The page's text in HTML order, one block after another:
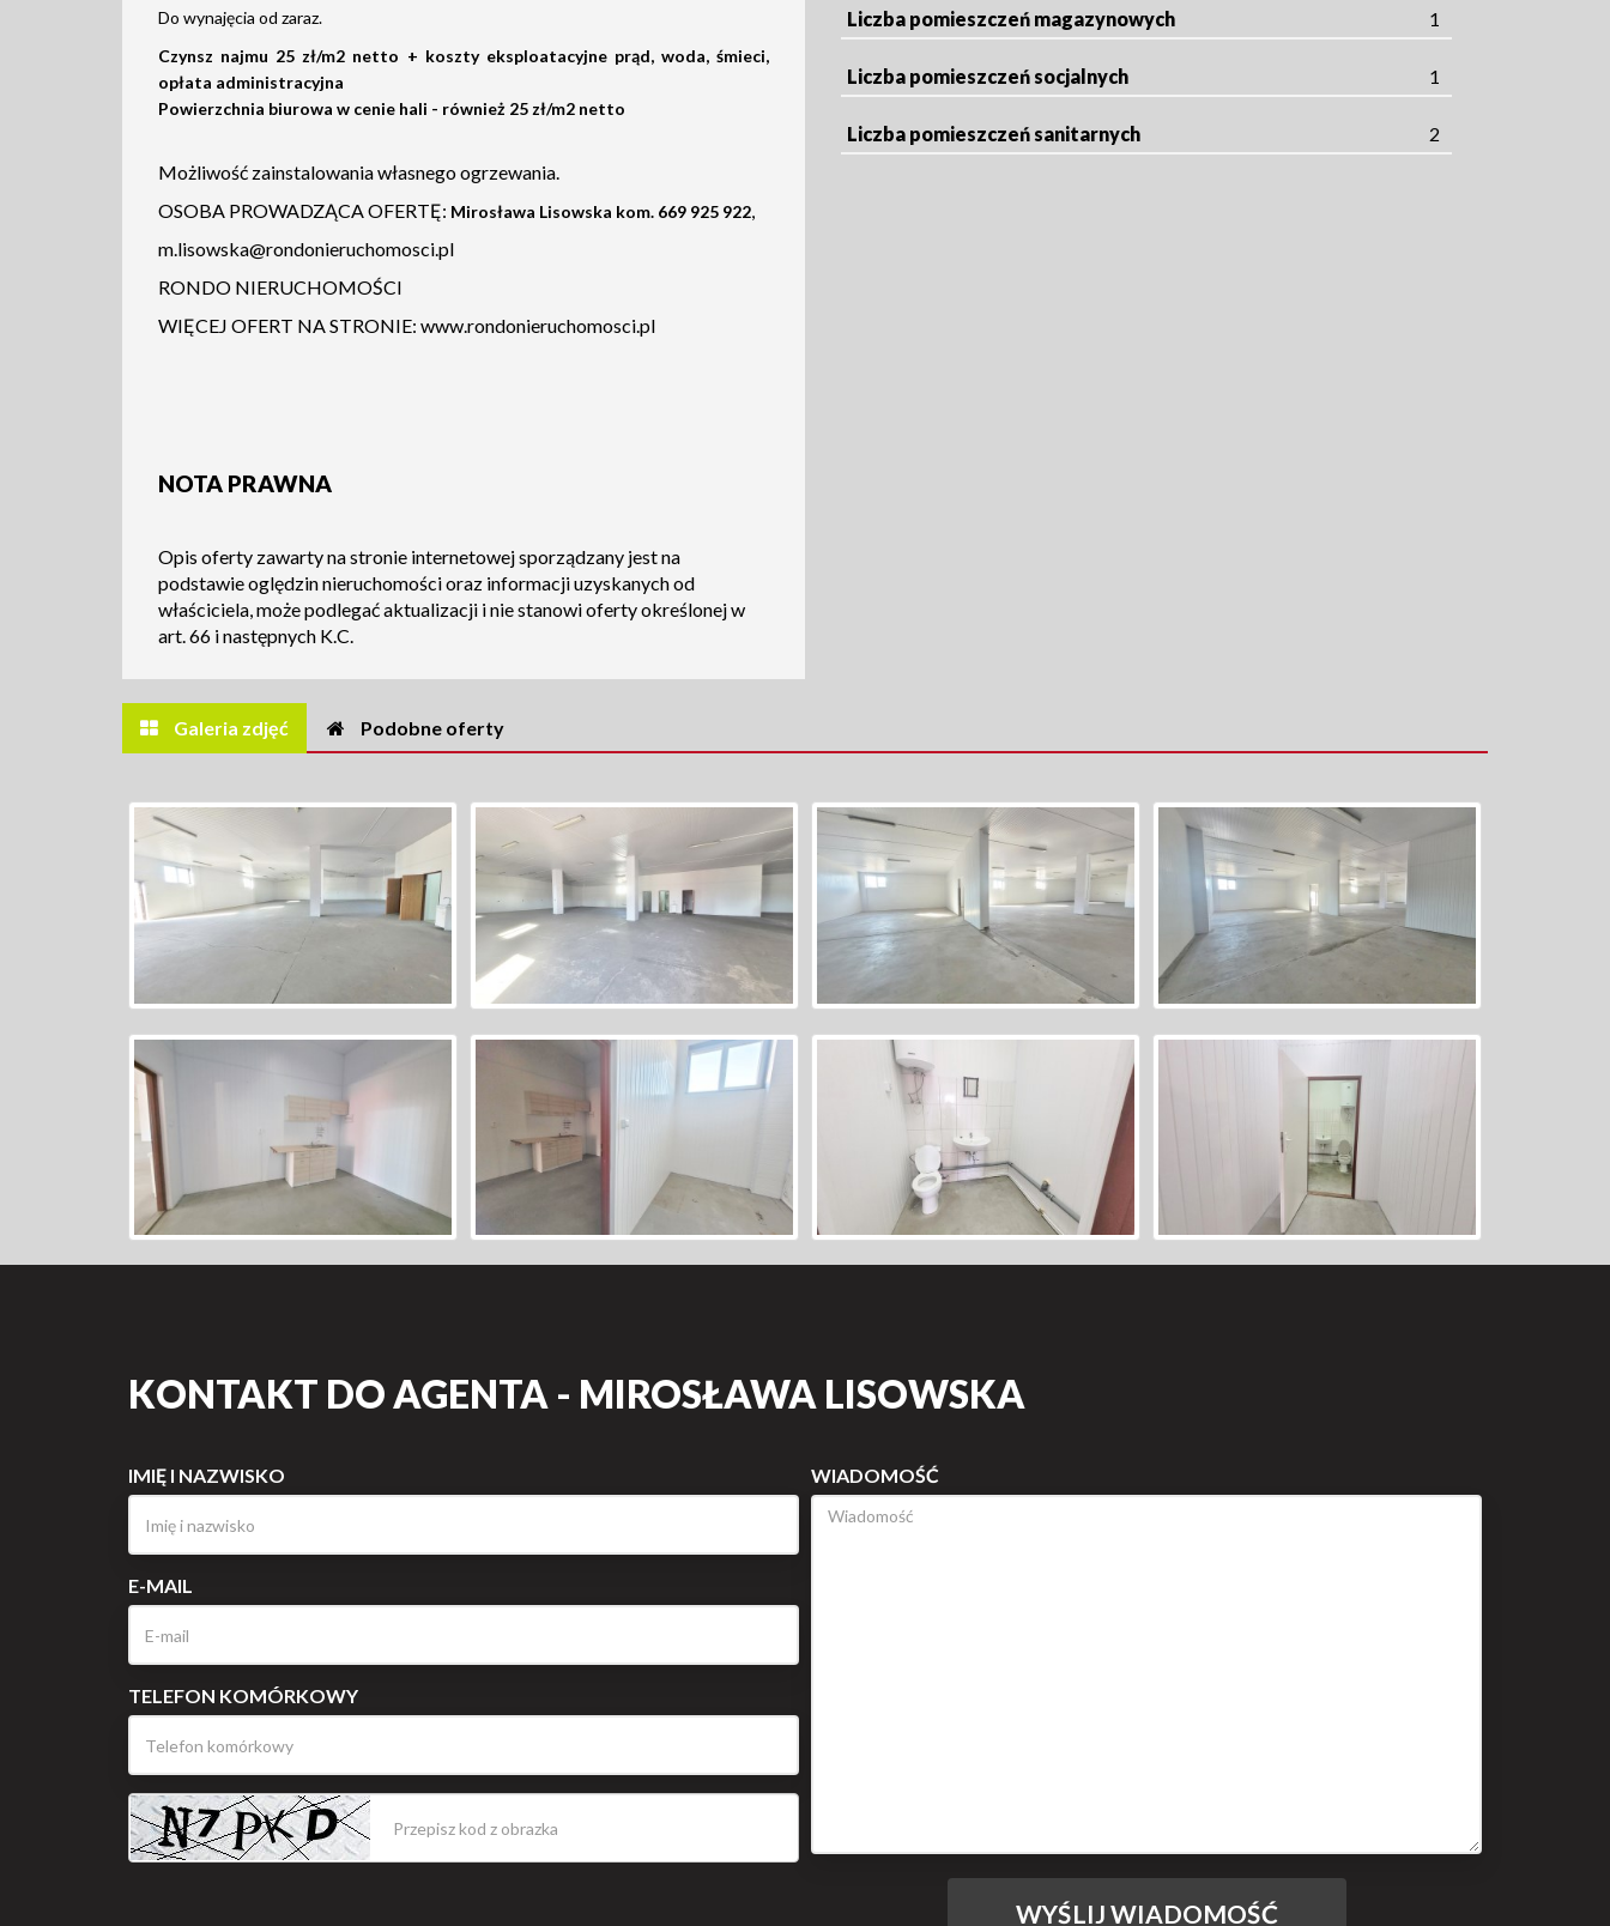
Do wynajęcia od zaraz.
Czynsz najmu 25 zł/m2 netto + koszty eksploatacyjne prąd, woda, śmieci,
opłata administracyjna
Powierzchnia biurowa w cenie hali - również 25 zł/m2 netto
Możliwość zainstalowania własnego ogrzewania.
OSOBA PROWADZĄCA OFERTĘ: Mirosława Lisowska kom. 669 925 922,
m.lisowska@rondonieruchomosci.pl
RONDO NIERUCHOMOŚCI
WIĘCEJ OFERT NA STRONIE: www.rondonieruchomosci.pl
NOTA PRAWNA
Opis oferty zawarty na stronie internetowej sporządzany jest na
podstawie oględzin nieruchomości oraz informacji uzyskanych od
właściciela, może podlegać aktualizacji i nie stanowi oferty określonej w
art. 66 i następnych K.C.
Liczba pomieszczeń magazynowych 1
Liczba pomieszczeń socjalnych 1
Liczba pomieszczeń sanitarnych 2
Galeria zdjęć Podobne oferty
KONTAKT DO AGENTA - MIROSŁAWA LISOWSKA
IMIĘ I NAZWISKO
E-MAIL
TELEFON KOMÓRKOWY
WIADOMOŚĆ